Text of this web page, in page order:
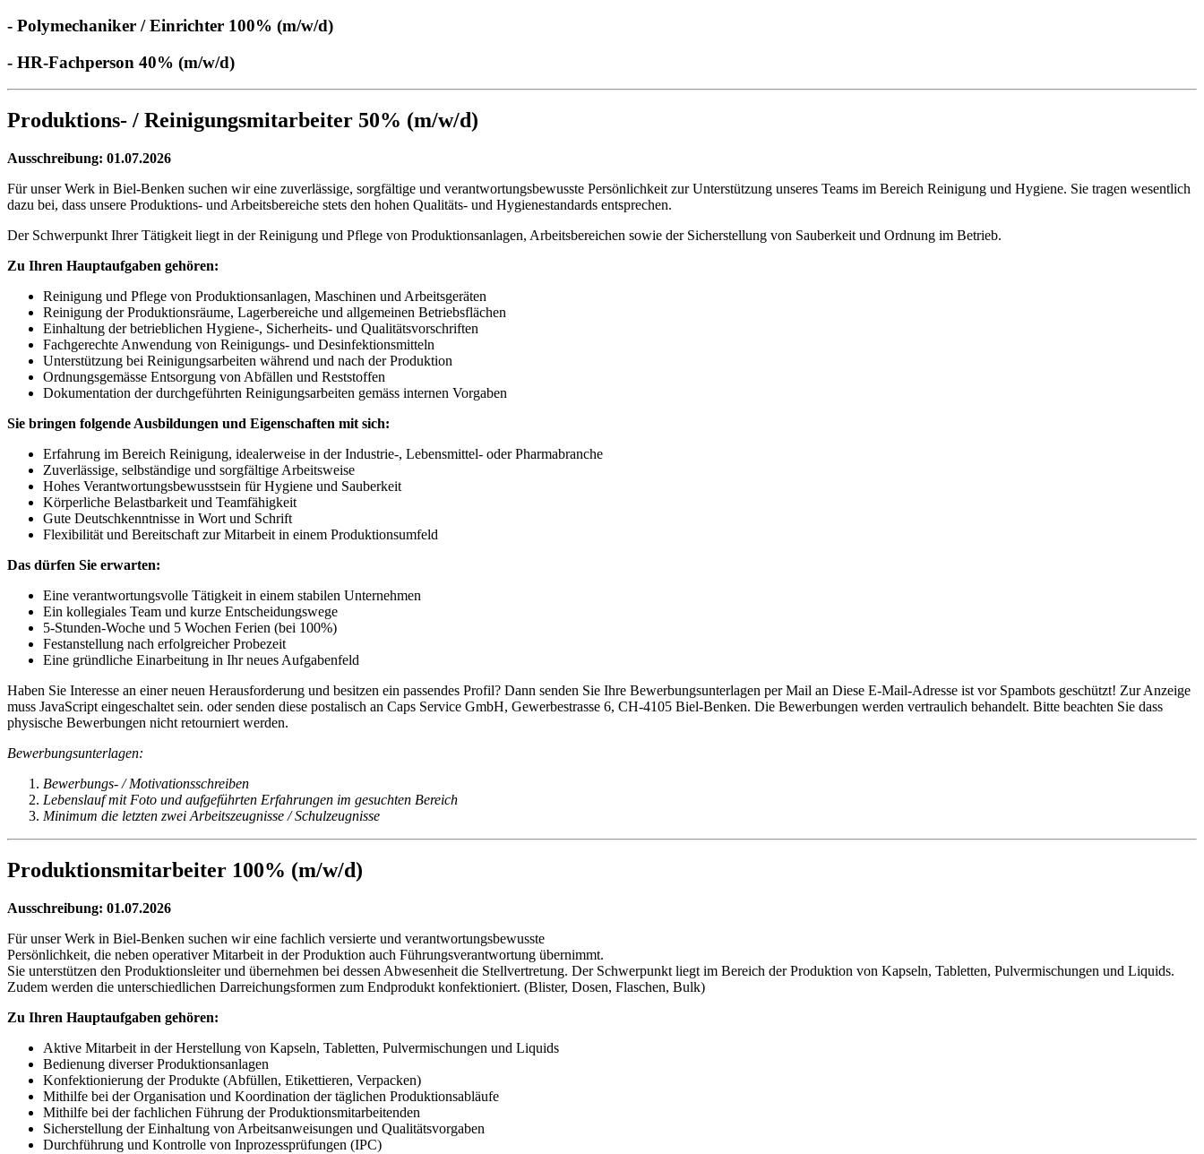
- Polymechaniker / Einrichter 100% (m/w/d)
- HR-Fachperson 40% (m/w/d)
Produktions- / Reinigungsmitarbeiter 50% (m/w/d)
Ausschreibung: 01.07.2026
Für unser Werk in Biel-Benken suchen wir eine zuverlässige, sorgfältige und verantwortungsbewusste Persönlichkeit zur Unterstützung unseres Teams im Bereich Reinigung und Hygiene. Sie tragen wesentlich
dazu bei, dass unsere Produktions- und Arbeitsbereiche stets den hohen Qualitäts- und Hygienestandards entsprechen.
Der Schwerpunkt Ihrer Tätigkeit liegt in der Reinigung und Pflege von Produktionsanlagen, Arbeitsbereichen sowie der Sicherstellung von Sauberkeit und Ordnung im Betrieb.
Zu Ihren Hauptaufgaben gehören:
Reinigung und Pflege von Produktionsanlagen, Maschinen und Arbeitsgeräten
Reinigung der Produktionsräume, Lagerbereiche und allgemeinen Betriebsflächen
Einhaltung der betrieblichen Hygiene-, Sicherheits- und Qualitätsvorschriften
Fachgerechte Anwendung von Reinigungs- und Desinfektionsmitteln
Unterstützung bei Reinigungsarbeiten während und nach der Produktion
Ordnungsgemässe Entsorgung von Abfällen und Reststoffen
Dokumentation der durchgeführten Reinigungsarbeiten gemäss internen Vorgaben
Sie bringen folgende Ausbildungen und Eigenschaften mit sich:
Erfahrung im Bereich Reinigung, idealerweise in der Industrie-, Lebensmittel- oder Pharmabranche
Zuverlässige, selbständige und sorgfältige Arbeitsweise
Hohes Verantwortungsbewusstsein für Hygiene und Sauberkeit
Körperliche Belastbarkeit und Teamfähigkeit
Gute Deutschkenntnisse in Wort und Schrift
Flexibilität und Bereitschaft zur Mitarbeit in einem Produktionsumfeld
Das dürfen Sie erwarten:
Eine verantwortungsvolle Tätigkeit in einem stabilen Unternehmen
Ein kollegiales Team und kurze Entscheidungswege
5-Stunden-Woche und 5 Wochen Ferien (bei 100%)
Festanstellung nach erfolgreicher Probezeit
Eine gründliche Einarbeitung in Ihr neues Aufgabenfeld
Haben Sie Interesse an einer neuen Herausforderung und besitzen ein passendes Profil? Dann senden Sie Ihre Bewerbungsunterlagen per Mail an Diese E-Mail-Adresse ist vor Spambots geschützt! Zur Anzeige
muss JavaScript eingeschaltet sein. oder senden diese postalisch an Caps Service GmbH, Gewerbestrasse 6, CH-4105 Biel-Benken. Die Bewerbungen werden vertraulich behandelt. Bitte beachten Sie dass
physische Bewerbungen nicht retourniert werden.
Bewerbungsunterlagen:
Bewerbungs- / Motivationsschreiben
Lebenslauf mit Foto und aufgeführten Erfahrungen im gesuchten Bereich
Minimum die letzten zwei Arbeitszeugnisse / Schulzeugnisse
Produktionsmitarbeiter 100% (m/w/d)
Ausschreibung: 01.07.2026
Für unser Werk in Biel-Benken suchen wir eine fachlich versierte und verantwortungsbewusste
Persönlichkeit, die neben operativer Mitarbeit in der Produktion auch Führungsverantwortung übernimmt.
Sie unterstützen den Produktionsleiter und übernehmen bei dessen Abwesenheit die Stellvertretung. Der Schwerpunkt liegt im Bereich der Produktion von Kapseln, Tabletten, Pulvermischungen und Liquids.
Zudem werden die unterschiedlichen Darreichungsformen zum Endprodukt konfektioniert. (Blister, Dosen, Flaschen, Bulk)
Zu Ihren Hauptaufgaben gehören:
Aktive Mitarbeit in der Herstellung von Kapseln, Tabletten, Pulvermischungen und Liquids
Bedienung diverser Produktionsanlagen
Konfektionierung der Produkte (Abfüllen, Etikettieren, Verpacken)
Mithilfe bei der Organisation und Koordination der täglichen Produktionsabläufe
Mithilfe bei der fachlichen Führung der Produktionsmitarbeitenden
Sicherstellung der Einhaltung von Arbeitsanweisungen und Qualitätsvorgaben
Durchführung und Kontrolle von Inprozessprüfungen (IPC)